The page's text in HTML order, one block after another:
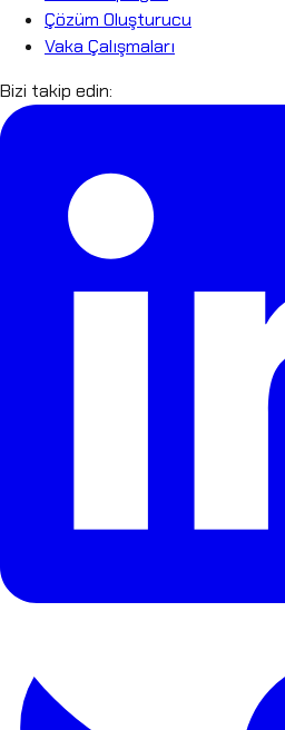
Çözüm Oluşturucu
Vaka Çalışmaları
Bizi takip edin: